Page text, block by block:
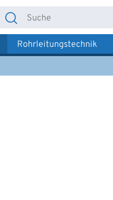
Rohrleitungstechnik